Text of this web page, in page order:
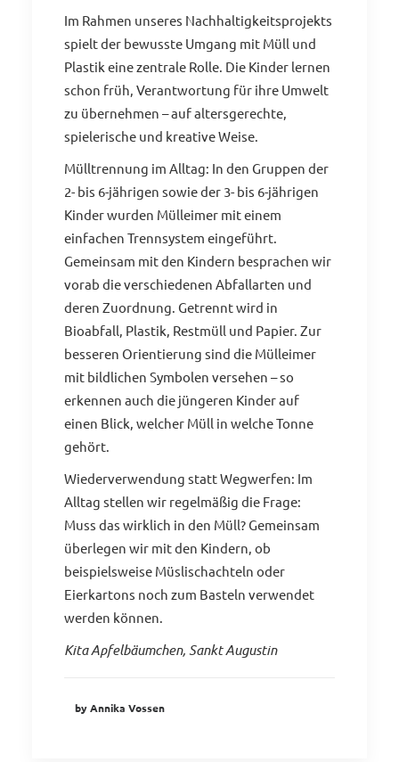
Im Rahmen unseres Nachhaltigkeitsprojekts
spielt der bewusste Umgang mit Müll und
Plastik eine zentrale Rolle. Die Kinder lernen
schon früh, Verantwortung für ihre Umwelt
zu übernehmen – auf altersgerechte,
spielerische und kreative Weise.
Mülltrennung im Alltag: In den Gruppen der
2- bis 6-jährigen sowie der 3- bis 6-jährigen
Kinder wurden Mülleimer mit einem
einfachen Trennsystem eingeführt.
Gemeinsam mit den Kindern besprachen wir
vorab die verschiedenen Abfallarten und
deren Zuordnung. Getrennt wird in
Bioabfall, Plastik, Restmüll und Papier. Zur
besseren Orientierung sind die Mülleimer
mit bildlichen Symbolen versehen – so
erkennen auch die jüngeren Kinder auf
einen Blick, welcher Müll in welche Tonne
gehört.
Wiederverwendung statt Wegwerfen: Im
Alltag stellen wir regelmäßig die Frage:
Muss das wirklich in den Müll? Gemeinsam
überlegen wir mit den Kindern, ob
beispielsweise Müslischachteln oder
Eierkartons noch zum Basteln verwendet
werden können.
Kita Apfelbäumchen, Sankt Augustin
by Annika Vossen